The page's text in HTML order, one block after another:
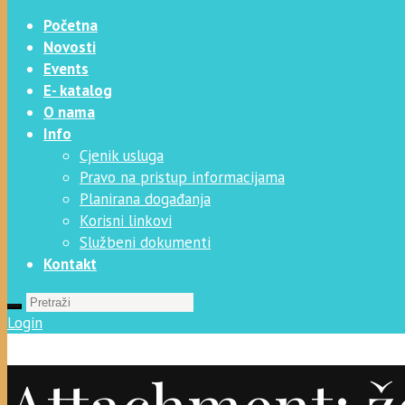
Početna
Novosti
Events
E- katalog
O nama
Info
Cjenik usluga
Pravo na pristup informacijama
Planirana događanja
Korisni linkovi
Službeni dokumenti
Kontakt
Login